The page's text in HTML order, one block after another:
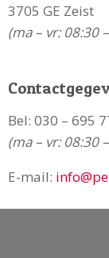
3705 GE Zeist
(ma – vr: 08:30
Bel: 030 – 695
(ma – vr: 08:30
E-mail: